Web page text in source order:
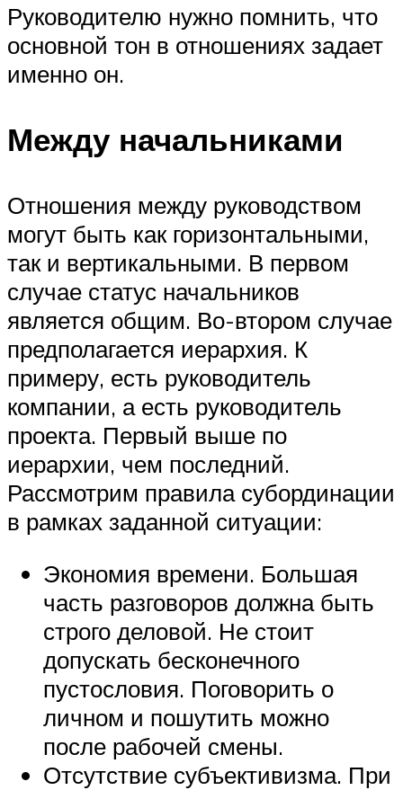
Руководителю нужно помнить, что
основной тон в отношениях задает
именно он.
Между начальниками
Отношения между руководством
могут быть как горизонтальными,
так и вертикальными. В первом
случае статус начальников
является общим. Во-втором случае
предполагается иерархия. К
примеру, есть руководитель
компании, а есть руководитель
проекта. Первый выше по
иерархии, чем последний.
Рассмотрим правила субординации
в рамках заданной ситуации:
Экономия времени. Большая
часть разговоров должна быть
строго деловой. Не стоит
допускать бесконечного
пустословия. Поговорить о
личном и пошутить можно
после рабочей смены.
Отсутствие субъективизма. При